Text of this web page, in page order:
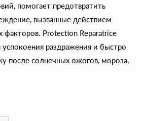
помогает предотвратить
вызванные действием
факторов. Protection Reparatrice
раздражения и быстро
после солнечных ожогов, мороза,